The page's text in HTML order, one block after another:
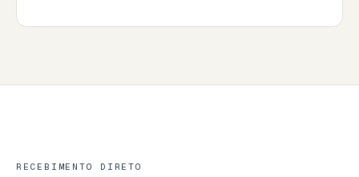
RECEBIMENTO DIRETO